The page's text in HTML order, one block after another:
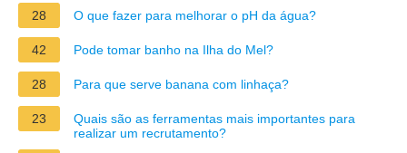
28 O que fazer para melhorar o pH da água?
42 Pode tomar banho na Ilha do Mel?
28 Para que serve banana com linhaça?
23
Quais são as ferramentas mais importantes para
realizar um recrutamento?